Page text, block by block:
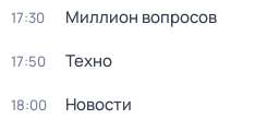
17:30 Миллион вопросов
17:50 Техно
18:00 Новости